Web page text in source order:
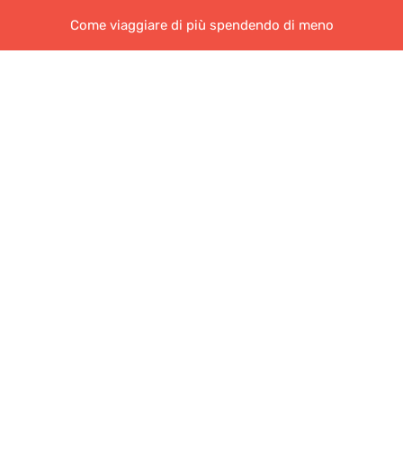
Come viaggiare di più spendendo di meno